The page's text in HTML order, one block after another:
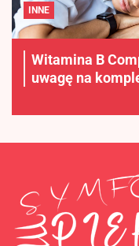
INNE
Witamina B
uwagę na